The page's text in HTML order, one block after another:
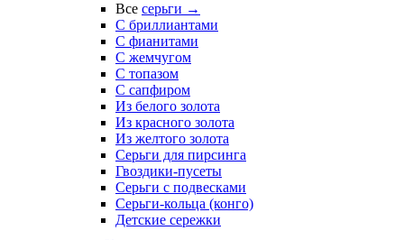
Все серьги →
С бриллиантами
С фианитами
С жемчугом
С топазом
С сапфиром
Из белого золота
Из красного золота
Из желтого золота
Серьги для пирсинга
Гвоздики-пусеты
Серьги с подвесками
Серьги-кольца (конго)
Детские сережки